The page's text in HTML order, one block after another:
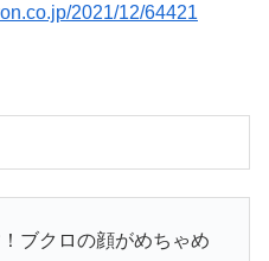
2021/12/64421
ブクロの顔がめちゃめ